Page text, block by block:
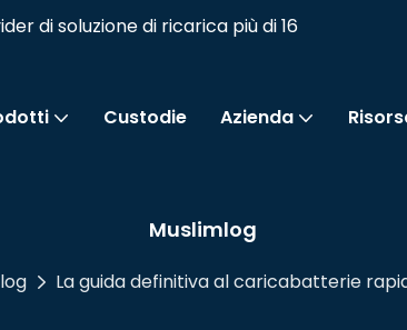
di soluzione di ricarica più di 16
Custodie Azienda
Muslimlog
La guida definitiva al caricabatterie